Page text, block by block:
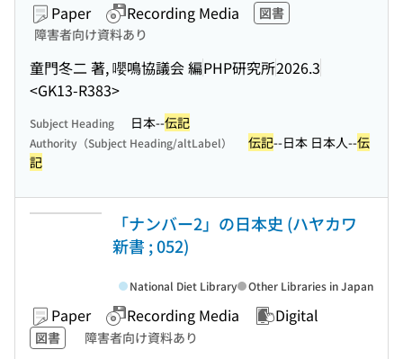
Paper Recording Media
図書
障害者向け資料あり
童門冬二 著, 嚶鳴協議会 編PHP研究所2026.3
<GK13-R383>
Subject Heading 日本--伝記
Authority（Subject Heading/altLabel） 伝記--日本 日本人--伝
記
「ナンバー2」の日本史 (ハヤカワ
新書 ; 052)
Paper Recording Media Digital
図書 障害者向け資料あり
National Diet Library Other Libraries in Japan